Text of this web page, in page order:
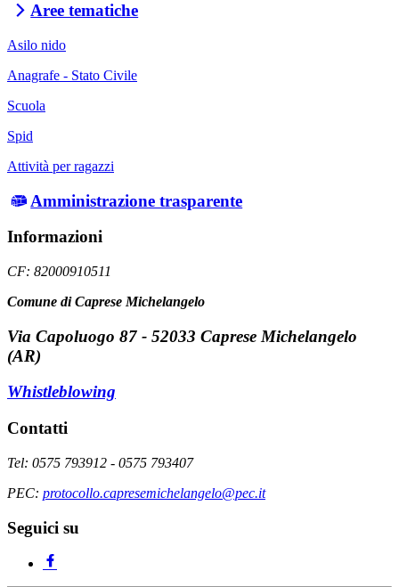
Aree tematiche
Asilo nido
Anagrafe - Stato Civile
Scuola
Spid
Attività per ragazzi
Amministrazione trasparente
Informazioni
CF: 82000910511
Comune di Caprese Michelangelo
Via Capoluogo 87 - 52033 Caprese Michelangelo
(AR)
Whistleblowing
Contatti
Tel: 0575 793912 - 0575 793407
PEC: protocollo.capresemichelangelo@pec.it
Seguici su